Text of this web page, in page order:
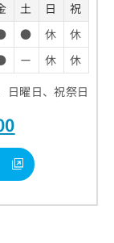
土 日
祝
● 休
休
ー 休
休
日曜日、祝祭日